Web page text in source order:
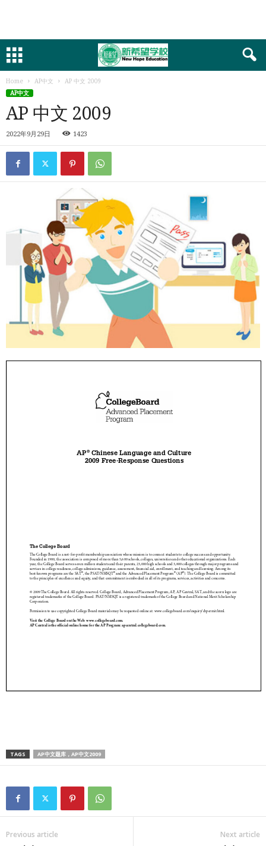
Home AP中文
AP 中文 2009
AP中文
AP 中文 2009
2022年9月29日 1423
TAGS AP中文题库，AP中文2009
Previous article Next article